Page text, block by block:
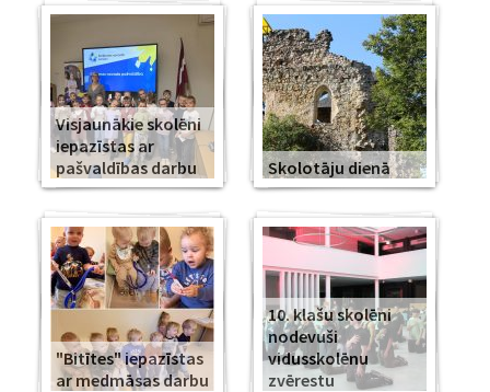
Visjaunākie skolēni
iepazīstas ar
pašvaldības darbu
Skolotāju dienā
"Bitītes" iepazīstas
ar medmāsas darbu
10. klašu skolēni
nodevuši
vidusskolēnu
zvērestu